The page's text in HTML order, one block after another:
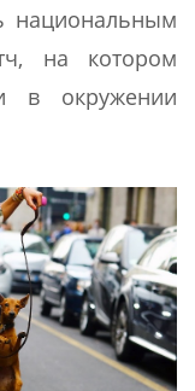
национальным
на котором
в окружении